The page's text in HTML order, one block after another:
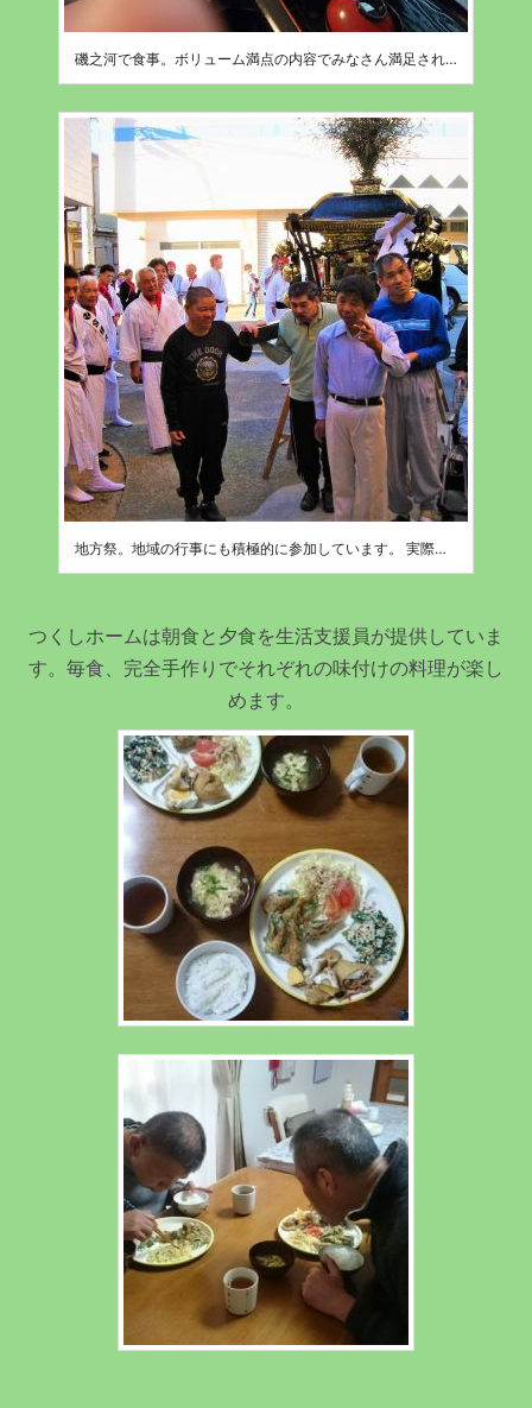
磯之河で食事。ボリューム満点の内容でみなさん満足されていました。
地方祭。地域の行事にも積極的に参加しています。 実際にお神輿を触ったり、担いだり喜ばれていました。
つくしホームは朝食と夕食を生活支援員が提供していま
す。毎食、完全手作りでそれぞれの味付けの料理が楽し
めます。